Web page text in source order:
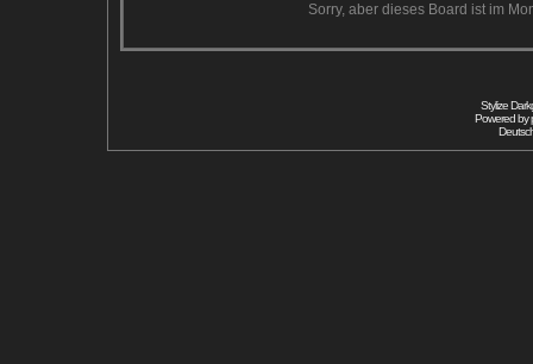
Sorry, aber dieses Board ist im
Stylize
Powered by